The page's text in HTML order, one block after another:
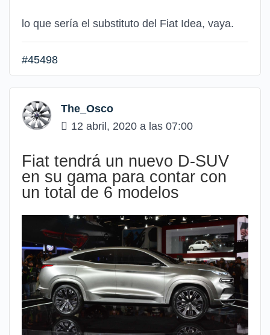
lo que sería el substituto del Fiat Idea, vaya.
#45498
The_Osco
12 abril, 2020 a las 07:00
Fiat tendrá un nuevo D-SUV
en su gama para contar con
un total de 6 modelos